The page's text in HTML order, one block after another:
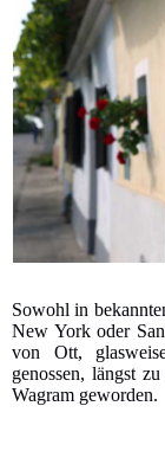
Sowohl in
New York oder
von Ott,
genossen, längst
Wagram geworden.